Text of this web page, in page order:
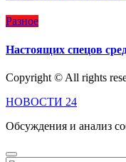
Разное
Настоящих спецов
Copyright © All rights
НОВОСТИ 24
Обсуждения и анализ